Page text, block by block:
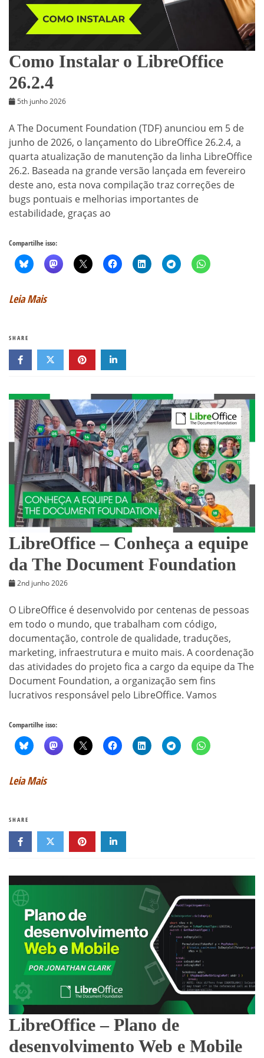
Como Instalar o LibreOffice
26.2.4
5th junho 2026
A The Document Foundation (TDF) anunciou em 5 de
junho de 2026, o lançamento do LibreOffice 26.2.4, a
quarta atualização de manutenção da linha LibreOffice
26.2. Baseada na grande versão lançada em fevereiro
deste ano, esta nova compilação traz correções de
bugs pontuais e melhorias importantes de
estabilidade, graças ao
Compartilhe isso:
Leia Mais
SHARE
LibreOffice – Conheça a equipe
da The Document Foundation
2nd junho 2026
O LibreOffice é desenvolvido por centenas de pessoas
em todo o mundo, que trabalham com código,
documentação, controle de qualidade, traduções,
marketing, infraestrutura e muito mais. A coordenação
das atividades do projeto fica a cargo da equipe da The
Document Foundation, a organização sem fins
lucrativos responsável pelo LibreOffice. Vamos
Compartilhe isso:
Leia Mais
SHARE
LibreOffice – Plano de
desenvolvimento Web e Mobile